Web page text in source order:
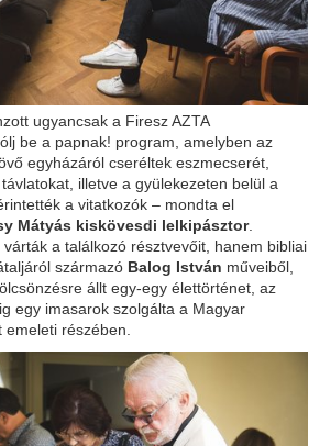
ugyancsak a Firesz AZTA
be a papnak! program, amelyben az
egyházáról cseréltek eszmecserét,
illetve a gyülekezeten belül a
a vitatkozók – mondta el
Mátyás kiskövesdi lelkipásztor.
a találkozó résztvevőit, hanem bibliai
származó Balog István műveiből,
állt egy-egy élettörténet, az
egy imasarok szolgálta a Magyar
emeleti részében.